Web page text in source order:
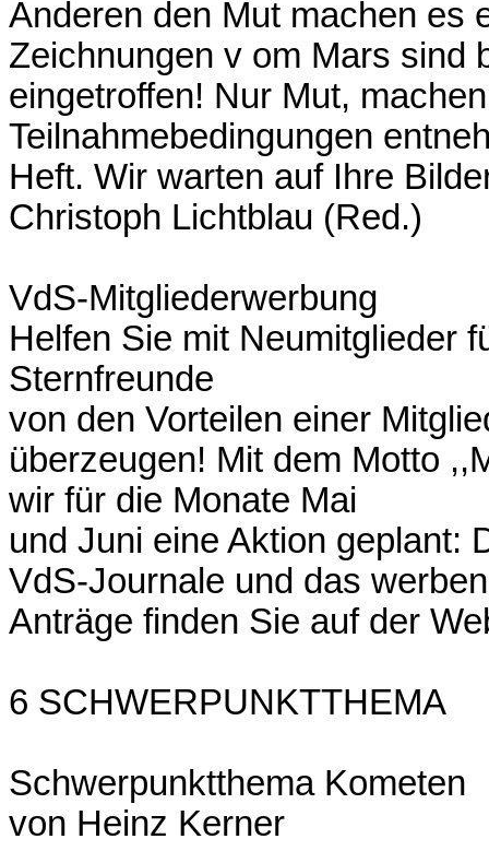
Anderen den Mut machen es
Zeichnungen v om Mars sind
eingetroffen! Nur Mut,
Teilnahmebedingungen
Heft. Wir warten auf Ihre
Christoph Lichtblau (Red.)
VdS-Mitgliederwerbung
Helfen Sie mit Neumitglieder
Sternfreunde
von den Vorteilen einer
überzeugen! Mit dem Motto
wir für die Monate Mai
und Juni eine Aktion geplant:
VdS-Journale und das
Anträge finden Sie auf der
6 SCHWERPUNKTTHEMA
Schwerpunktthema Kometen
von Heinz Kerner